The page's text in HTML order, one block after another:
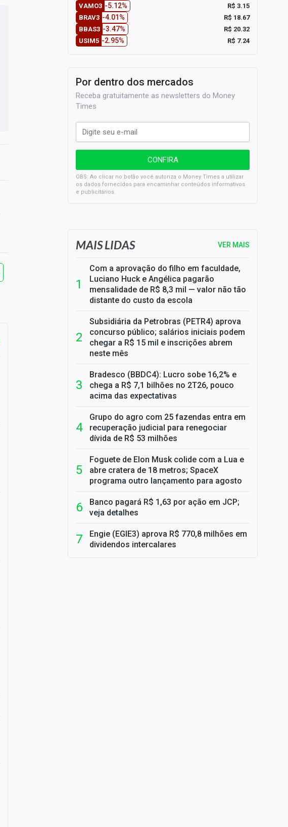
VAMO3 -5.12%
R$ 3.15
BRAV3 -4.01%
R$ 18.67
BBAS3 -3.47%
R$ 20.32
USIM5 -2.95% R$ 7.24
Por dentro dos mercados
Receba gratuitamente as newsletters do Money
Times
OBS: Ao clicar no botão você autoriza o Money Times a utilizar
os dados fornecidos para encaminhar conteúdos informativos
e publicitários.
SELIC em 14%: A repercussão da decisão sobre os JUROS
MAIS LIDAS VER MAIS
Com a aprovação do filho em faculdade,
Luciano Huck e Angélica pagarão
mensalidade de R$ 8,3 mil — valor não tão
distante do custo da escola
Subsidiária da Petrobras (PETR4) aprova
concurso público; salários iniciais podem
chegar a R$ 15 mil e inscrições abrem
neste mês
Bradesco (BBDC4): Lucro sobe 16,2% e
chega a R$ 7,1 bilhões no 2T26, pouco
acima das expectativas
Grupo do agro com 25 fazendas entra em
recuperação judicial para renegociar
dívida de R$ 53 milhões
Foguete de Elon Musk colide com a Lua e
abre cratera de 18 metros; SpaceX
programa outro lançamento para agosto
Banco pagará R$ 1,63 por ação em JCP;
veja detalhes
Engie (EGIE3) aprova R$ 770,8 milhões em
dividendos intercalares